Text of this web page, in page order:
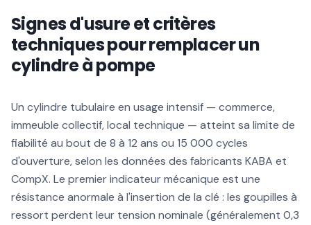
Signes d'usure et critères
techniques pour remplacer un
cylindre à pompe
Un cylindre tubulaire en usage intensif — commerce,
immeuble collectif, local technique — atteint sa limite de
fiabilité au bout de 8 à 12 ans ou 15 000 cycles
d'ouverture, selon les données des fabricants KABA et
CompX. Le premier indicateur mécanique est une
résistance anormale à l'insertion de la clé : les goupilles à
ressort perdent leur tension nominale (généralement 0,3